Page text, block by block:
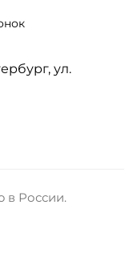
ул.
в России.